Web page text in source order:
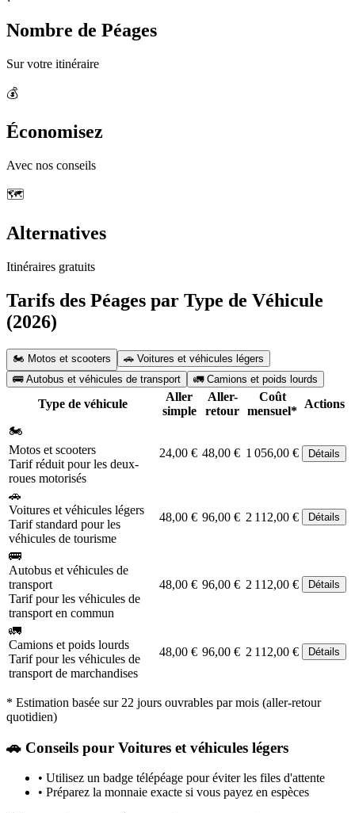
Nombre de Péages
Sur votre itinéraire
💰
Économisez
Avec nos conseils
🗺️
Alternatives
Itinéraires gratuits
Tarifs des Péages par Type de Véhicule
(2026)
🏍️ Motos et scooters
🚗 Voitures et véhicules légers
🚌 Autobus et véhicules de transport
🚛 Camions et poids lourds
Type de véhicule
Aller
simple
Aller-
retour
Coût
mensuel*
Actions
🏍️
Motos et scooters
Tarif réduit pour les deux-
roues motorisés
24,00 € 48,00 € 1 056,00 € Détails
🚗
Voitures et véhicules légers
Tarif standard pour les
véhicules de tourisme
48,00 € 96,00 € 2 112,00 € Détails
🚌
Autobus et véhicules de
transport
Tarif pour les véhicules de
transport en commun
48,00 € 96,00 € 2 112,00 € Détails
🚛
Camions et poids lourds
Tarif pour les véhicules de
transport de marchandises
48,00 € 96,00 € 2 112,00 € Détails
* Estimation basée sur 22 jours ouvrables par mois (aller-retour
quotidien)
🚗 Conseils pour Voitures et véhicules légers
• Utilisez un badge télépéage pour éviter les files d'attente
• Préparez la monnaie exacte si vous payez en espèces